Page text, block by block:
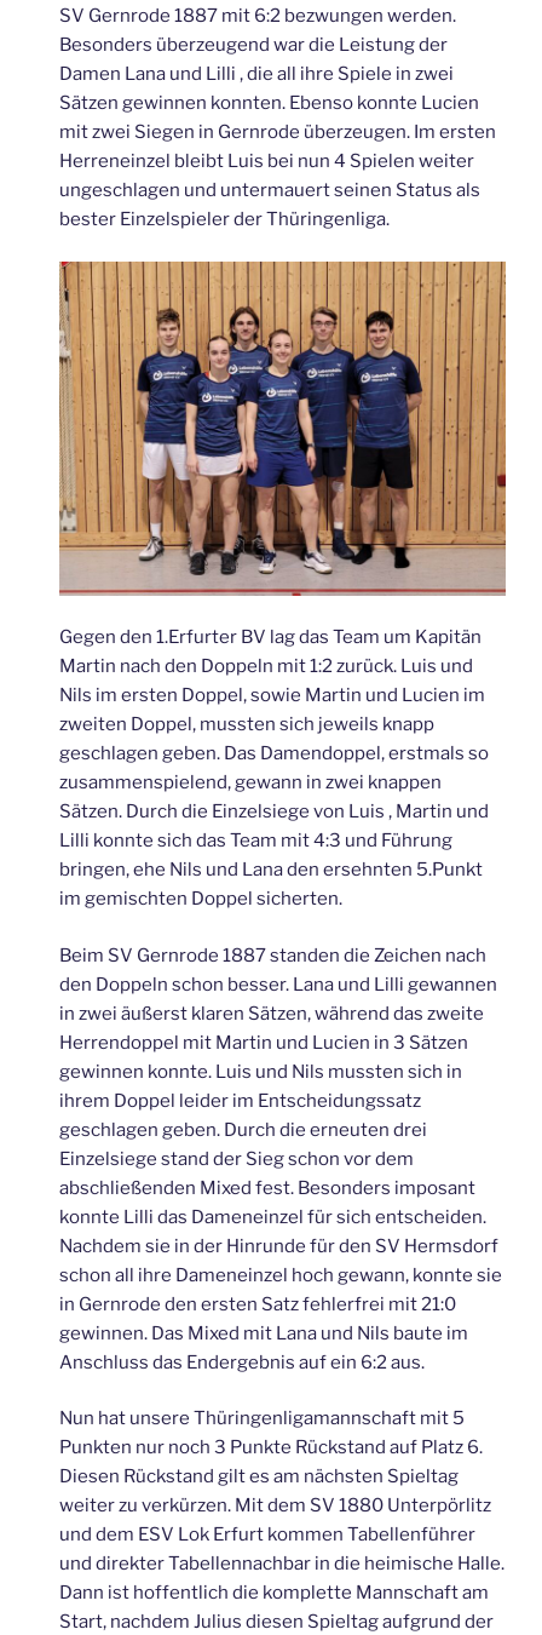
SV Gernrode 1887 mit 6:2 bezwungen werden.
Besonders überzeugend war die Leistung der
Damen Lana und Lilli , die all ihre Spiele in zwei
Sätzen gewinnen konnten. Ebenso konnte Lucien
mit zwei Siegen in Gernrode überzeugen. Im ersten
Herreneinzel bleibt Luis bei nun 4 Spielen weiter
ungeschlagen und untermauert seinen Status als
bester Einzelspieler der Thüringenliga.
Gegen den 1.Erfurter BV lag das Team um Kapitän
Martin nach den Doppeln mit 1:2 zurück. Luis und
Nils im ersten Doppel, sowie Martin und Lucien im
zweiten Doppel, mussten sich jeweils knapp
geschlagen geben. Das Damendoppel, erstmals so
zusammenspielend, gewann in zwei knappen
Sätzen. Durch die Einzelsiege von Luis , Martin und
Lilli konnte sich das Team mit 4:3 und Führung
bringen, ehe Nils und Lana den ersehnten 5.Punkt
im gemischten Doppel sicherten.
Beim SV Gernrode 1887 standen die Zeichen nach
den Doppeln schon besser. Lana und Lilli gewannen
in zwei äußerst klaren Sätzen, während das zweite
Herrendoppel mit Martin und Lucien in 3 Sätzen
gewinnen konnte. Luis und Nils mussten sich in
ihrem Doppel leider im Entscheidungssatz
geschlagen geben. Durch die erneuten drei
Einzelsiege stand der Sieg schon vor dem
abschließenden Mixed fest. Besonders imposant
konnte Lilli das Dameneinzel für sich entscheiden.
Nachdem sie in der Hinrunde für den SV Hermsdorf
schon all ihre Dameneinzel hoch gewann, konnte sie
in Gernrode den ersten Satz fehlerfrei mit 21:0
gewinnen. Das Mixed mit Lana und Nils baute im
Anschluss das Endergebnis auf ein 6:2 aus.
Nun hat unsere Thüringenligamannschaft mit 5
Punkten nur noch 3 Punkte Rückstand auf Platz 6.
Diesen Rückstand gilt es am nächsten Spieltag
weiter zu verkürzen. Mit dem SV 1880 Unterpörlitz
und dem ESV Lok Erfurt kommen Tabellenführer
und direkter Tabellennachbar in die heimische Halle.
Dann ist hoffentlich die komplette Mannschaft am
Start, nachdem Julius diesen Spieltag aufgrund der